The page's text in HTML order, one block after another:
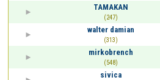
TAMAKAN
(247)
walter damian
(313)
mirkobrench
(548)
sivica